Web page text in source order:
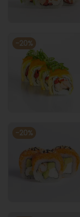
-20%
-20%